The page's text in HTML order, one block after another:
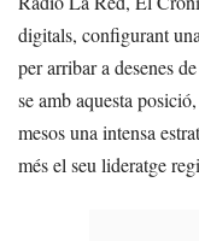
digitals, configurant
per arribar a desenes
se amb aquesta
mesos una intensa
més el seu lideratge